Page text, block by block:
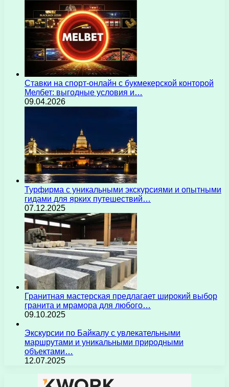
Ставки на спорт-онлайн с букмекерской конторой
Мелбет: выгодные условия и…
09.04.2026
Турфирма с уникальными экскурсиями и опытными
гидами для ярких путешествий…
07.12.2025
Гранитная мастерская предлагает широкий выбор
гранита и мрамора для любого…
09.10.2025
Экскурсии по Байкалу с увлекательными
маршрутами и уникальными природными
объектами…
12.07.2025